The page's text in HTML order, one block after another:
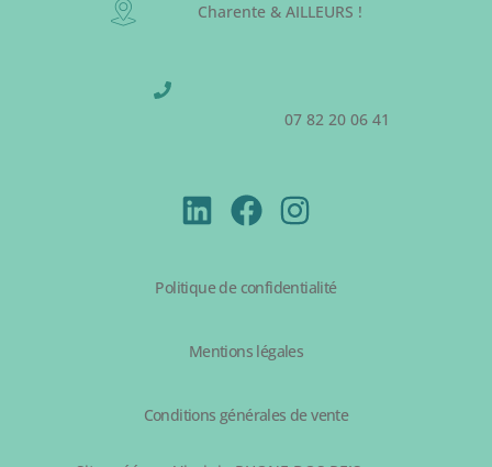
Charente & AILLEURS !
07 82 20 06 41
Politique de confidentialité
Mentions légales
Conditions générales de vente